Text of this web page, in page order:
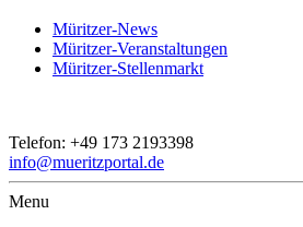
Müritzer-News
Müritzer-Veranstaltungen
Müritzer-Stellenmarkt
Telefon: +49 173 2193398
info@mueritzportal.de
Menu